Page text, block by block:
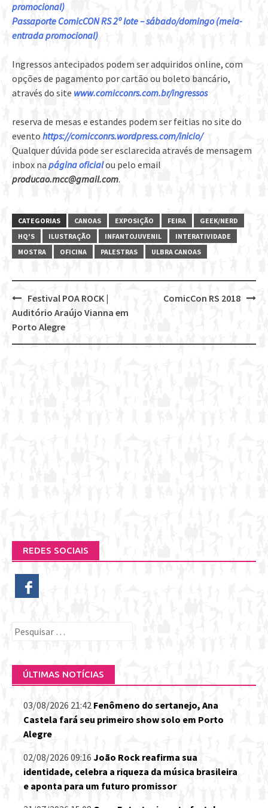
promocional)
Passaporte ComicCON RS 2º lote – sábado/domingo (meia-
entrada promocional)
Ingressos antecipados podem ser adquiridos online, com
opções de pagamento por cartão ou boleto bancário,
através do site www.comicconrs.com.br/ingressos
reserva de mesas e estandes podem ser feitias no site do
evento https://comicconrs.wordpress.com/inicio/
Qualquer dúvida pode ser esclarecida através de mensagem
inbox na página oficialou pelo email
producao.mcc@gmail.com.
CATEGORIAS CANOAS EXPOSIÇÃO FEIRA
GEEK/NERD
HQ'S
ILUSTRAÇÃO INFANTOJUVENIL
INTERATIVIDADE
MOSTRA
OFICINA PALESTRAS ULBRA CANOAS
Post
navigation
ComicCon RS 2018
Festival POA ROCK |
Auditório Araújo Vianna em
Porto Alegre
REDES SOCIAIS
Pesquisar
ÚLTIMAS NOTÍCIAS
03/08/2026 21:42 Fenômeno do sertanejo, Ana
Castela fará seu primeiro show solo em Porto
Alegre
02/08/2026 09:16 João Rock reafirma sua
identidade, celebra a riqueza da música brasileira
e aponta para um futuro promissor